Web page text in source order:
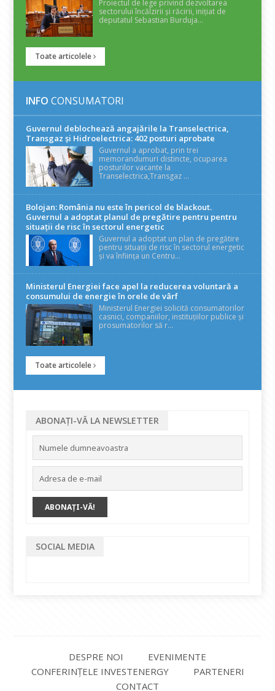
Proiectul de lege privind dezvoltarea
sectorului încălzirii și răcirii, inițiat de
deputatul Sebastian Burduja...
Toate articolele
INFO CONSUMATORI
Guvernul deblochează angajările la Transelectrica,
Transgaz și Hidroelectrica: 402 posturi aprobate
Guvernul a aprobat, prin trei
memorandumuri distincte, ocuparea
posturilor vacante la
Transelectrica,Transgaz ...
Bolojan: România nu este în pericol de blackout.
Guvernul a adoptat planul de pregătire pentru pentru
situații de risc în sectorul energetic
Guvernul a adoptat un plan de pregătire
pentru situații de risc în sectorul energetic
și va înființa un Centru...
Ministerul Energiei face apel la reducerea voluntară a
consumului de energie în orele de vârf
Ministerul Energiei solicită consumatorilor
casnici, companiilor, instituțiilor publice și
prosumatorilor să r...
Toate articolele
ABONAȚI-VĂ LA NEWSLETTER
SOCIAL MEDIA
DESPRE NOI
EVENIMENTE
CONFERINȚELE INVESTENERGY
PARTENERI
CONTACT